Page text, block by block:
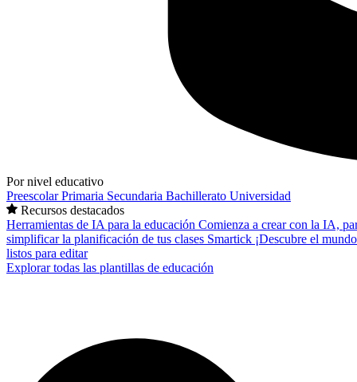
Por nivel educativo
PreescolarPrimaria Secundaria Bachillerato Universidad
Recursos destacados
Herramientas de IA para la educación Comienza a crear con la IA,
simplificar la planificación de tus clases Smartick ¡Descubre el
listos para editar
Explorar todas las plantillas de educación